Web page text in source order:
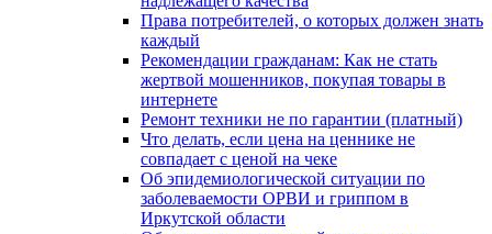
Права потребителей, о которых должен знать
каждый
Рекомендации гражданам: Как не стать
жертвой мошенников, покупая товары в
интернете
Ремонт техники не по гарантии (платный)
Что делать, если цена на ценнике не
совпадает с ценой на чеке
Об эпидемиологической ситуации по
заболеваемости ОРВИ и гриппом в
Иркутской области